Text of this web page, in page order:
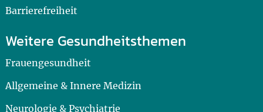
Barrierefreiheit
Weitere Gesundheitsthemen
Frauengesundheit
Allgemeine & Innere Medizin
Neurologie & Psychiatrie